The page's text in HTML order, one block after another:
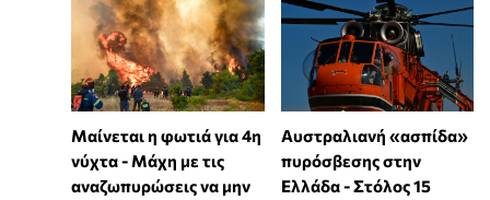
Μαίνεται η φωτιά για 4η
νύχτα - Μάχη με τις
αναζωπυρώσεις να μην
Αυστραλιανή «ασπίδα»
πυρόσβεσης στην
Ελλάδα - Στόλος 15